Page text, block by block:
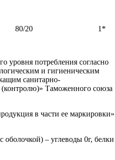
80/20 1*
уровня потребления согласно
и гигиеническим
санитарно-
Таможенного союза
в части ее маркировки»
– углеводы 0г, белки